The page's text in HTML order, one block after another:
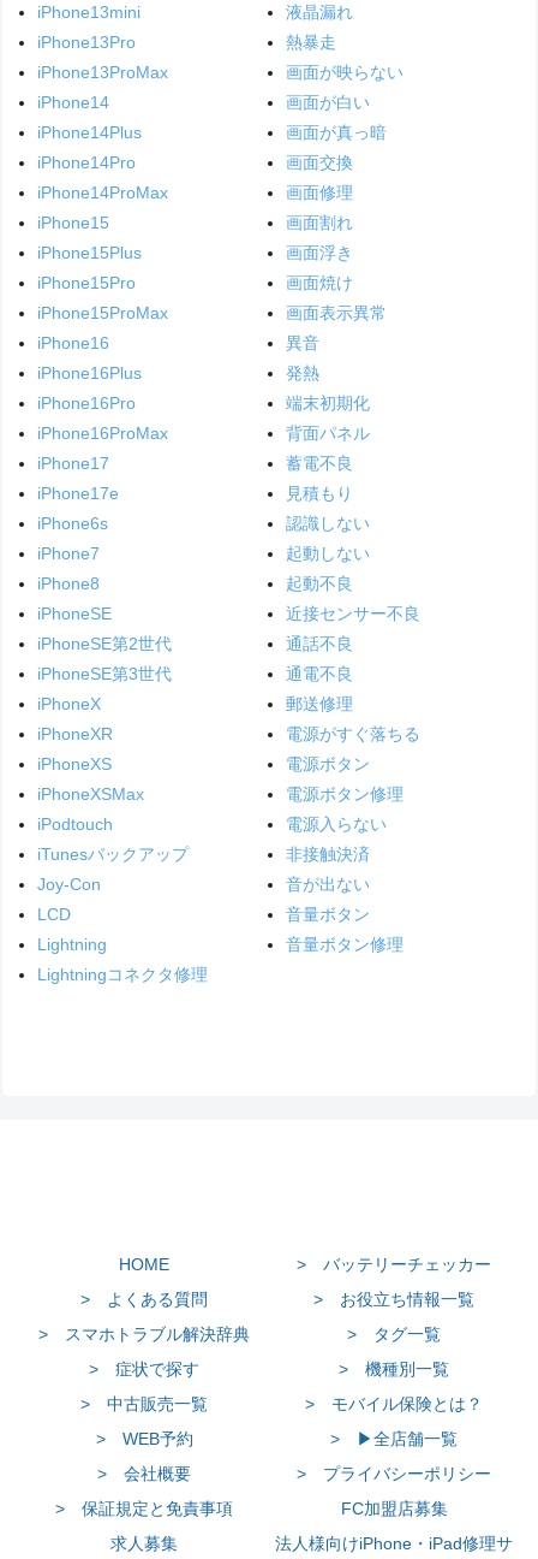
iPhone13mini
iPhone13Pro
iPhone13ProMax
iPhone14
iPhone14Plus
iPhone14Pro
iPhone14ProMax
iPhone15
iPhone15Plus
iPhone15Pro
iPhone15ProMax
iPhone16
iPhone16Plus
iPhone16Pro
iPhone16ProMax
iPhone17
iPhone17e
iPhone6s
iPhone7
iPhone8
iPhoneSE
iPhoneSE第2世代
iPhoneSE第3世代
iPhoneX
iPhoneXR
iPhoneXS
iPhoneXSMax
iPodtouch
iTunesバックアップ
Joy-Con
LCD
Lightning
Lightningコネクタ修理
液晶漏れ
熱暴走
画面が映らない
画面が白い
画面が真っ暗
画面交換
画面修理
画面割れ
画面浮き
画面焼け
画面表示異常
異音
発熱
端末初期化
背面パネル
蓄電不良
見積もり
認識しない
起動しない
起動不良
近接センサー不良
通話不良
通電不良
郵送修理
電源がすぐ落ちる
電源ボタン
電源ボタン修理
電源入らない
非接触決済
音が出ない
音量ボタン
音量ボタン修理
HOME
> バッテリーチェッカー
> よくある質問
> お役立ち情報一覧
> スマホトラブル解決辞典
> タグ一覧
> 症状で探す
> 機種別一覧
> 中古販売一覧
> モバイル保険とは？
> WEB予約
> ▶全店舗一覧
> 会社概要
> プライバシーポリシー
> 保証規定と免責事項
FC加盟店募集
求人募集
法人様向けiPhone・iPad修理サ